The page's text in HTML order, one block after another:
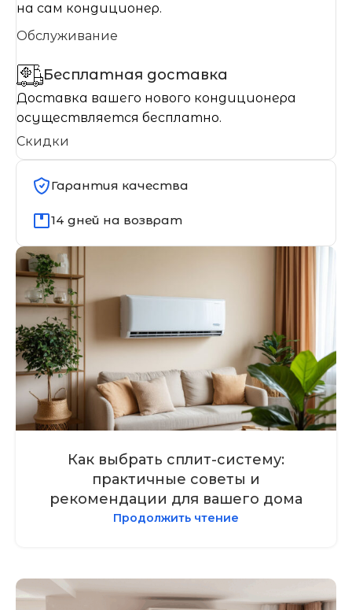
на сам кондиционер.
Обслуживание
Бесплатная доставка
Доставка вашего нового кондиционера
осуществляется бесплатно.
Скидки
Гарантия качества
14 дней на возврат
Как выбрать сплит-систему:
практичные советы и
рекомендации для вашего дома
Продолжить чтение